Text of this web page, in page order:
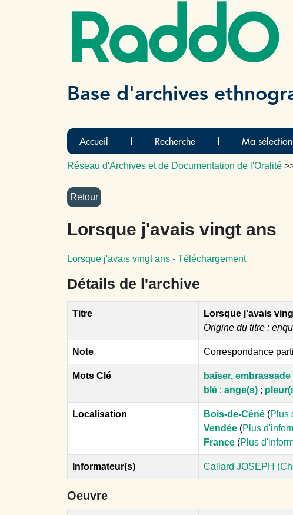
RaddO
Base d'archives
Accueil Recherche Ma sélection
Réseau d'Archives et de Documentation de l'Oralité
Lorsque j'avais vingt ans
Lorsque j'avais vingt ans - Téléchargement
Détails de l'archive
Titre
Lorsque j'avais
Origine du titre :
Note Correspondance
Mots Clé baiser, embrassade
blé ; ange(s) ;
Localisation Bois-de-Céné (Plus
Vendée (Plus
France (Plus
Informateur(s) Callard JOSEPH
Oeuvre